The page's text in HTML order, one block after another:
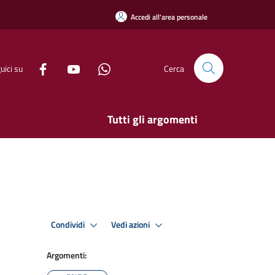
Accedi all'area personale
su Cerca
Tutti gli argomenti
Condividi Vedi azioni
Argomenti: